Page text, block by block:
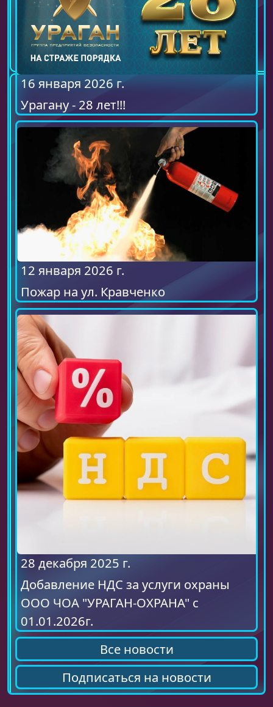
16 января 2026 г.
Урагану - 28 лет!!!
12 января 2026 г.
Пожар на ул. Кравченко
28 декабря 2025 г.
Добавление НДС за услуги охраны
ООО ЧОА "УРАГАН-ОХРАНА" с
01.01.2026г.
Все новости
Подписаться на новости